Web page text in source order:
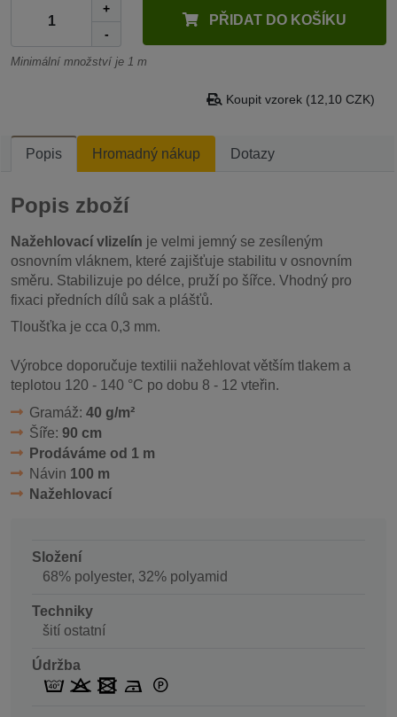
+
-
PŘIDAT DO KOŠÍKU
Minimální množství je 1 m
Koupit vzorek (12,10 CZK)
Popis Hromadný nákup Dotazy
Popis zboží
Nažehlovací vlizelín je velmi jemný se zesíleným
osnovním vláknem, které zajišťuje stabilitu v osnovním
směru. Stabilizuje po délce, pruží po šířce. Vhodný pro
fixaci předních dílů sak a plášťů.
Tloušťka je cca 0,3 mm.
Výrobce doporučuje textilii nažehlovat větším tlakem a
teplotou 120 - 140 °C po dobu 8 - 12 vteřin.
Gramáž: 40 g/m²
Šíře: 90 cm
Prodáváme od 1 m
Návin 100 m
Nažehlovací
Složení
68% polyester, 32% polyamid
Techniky
šití ostatní
Údržba